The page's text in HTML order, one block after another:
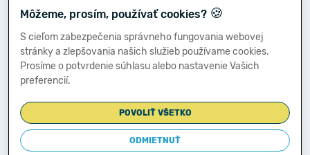
Číslo telefónu:
-
Číslo faxu:
-
-
Môžeme, prosím, používať cookies? 🍪
S cieľom zabezpečenia správneho fungovania webovej
stránky a zlepšovania našich služieb používame cookies.
Prosíme o potvrdenie súhlasu alebo nastavenie Vašich
preferencií.
POVOLIŤ VŠETKO
ODMIETNUŤ